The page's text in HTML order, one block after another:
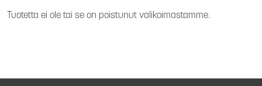
Tuotetta ei ole tai se on poistunut valikoimastamme.